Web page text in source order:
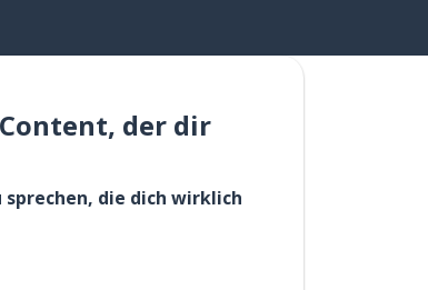
der dir
sprechen, die dich wirklich